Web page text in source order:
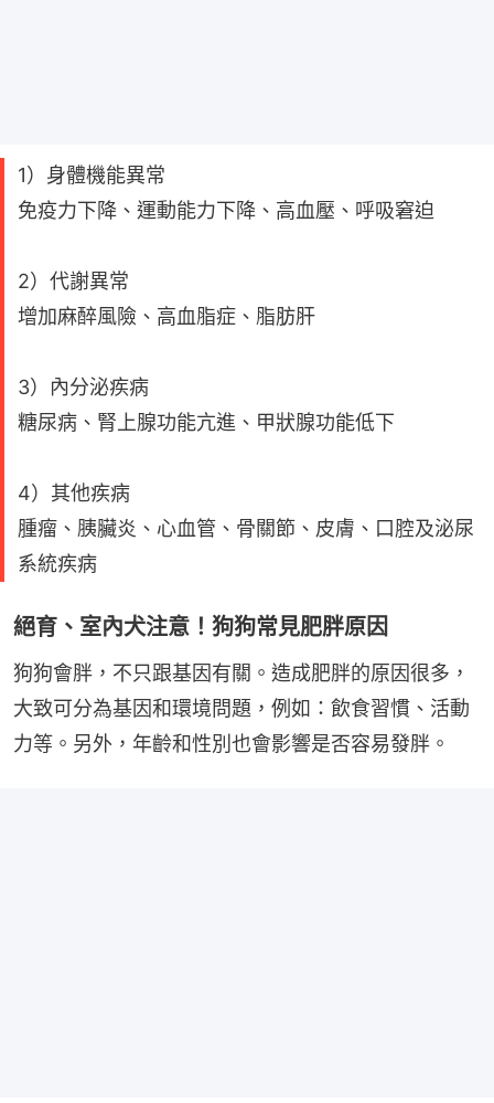
1）身體機能異常
免疫力下降、運動能力下降、高血壓、呼吸窘迫
2）代謝異常
增加麻醉風險、高血脂症、脂肪肝
3）內分泌疾病
糖尿病、腎上腺功能亢進、甲狀腺功能低下
4）其他疾病
腫瘤、胰臟炎、心血管、骨關節、皮膚、口腔及泌尿
系統疾病
絕育、室內犬注意！狗狗常見肥胖原因
狗狗會胖，不只跟基因有關。造成肥胖的原因很多，
大致可分為基因和環境問題，例如：飲食習慣、活動
力等。另外，年齡和性別也會影響是否容易發胖。